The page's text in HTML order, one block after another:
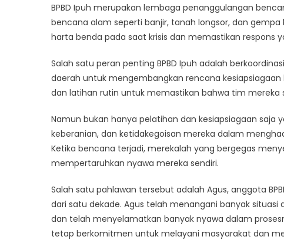
Saat
Krisis
BPBD Ipuh merupakan lembaga penanggulangan
bencana alam seperti banjir, tanah longsor, dan
harta benda pada saat krisis dan memastikan
Salah satu peran penting BPBD Ipuh adalah
daerah untuk mengembangkan rencana
dan latihan rutin untuk memastikan bahwa tim
Namun bukan hanya pelatihan dan kesiapsiagaan saja
keberanian, dan ketidakegoisan mereka dalam
Ketika bencana terjadi, merekalah yang bergegas
mempertaruhkan nyawa mereka sendiri.
Salah satu pahlawan tersebut adalah Agus, anggota
dari satu dekade. Agus telah menangani banyak
dan telah menyelamatkan banyak nyawa dalam
tetap berkomitmen untuk melayani masyarakat dan